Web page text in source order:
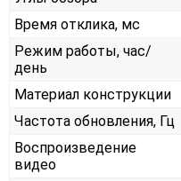
Время отклика, мс
Режим работы, час/
день
Материал конструкции
Частота обновления, Гц
Воспроизведение
видео